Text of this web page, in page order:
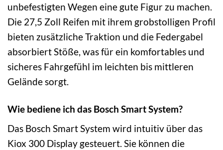
unbefestigten Wegen eine gute Figur zu machen.
Die 27,5 Zoll Reifen mit ihrem grobstolligen Profil
bieten zusätzliche Traktion und die Federgabel
absorbiert Stöße, was für ein komfortables und
sicheres Fahrgefühl im leichten bis mittleren
Gelände sorgt.
Wie bediene ich das Bosch Smart System?
Das Bosch Smart System wird intuitiv über das
Kiox 300 Display gesteuert. Sie können die